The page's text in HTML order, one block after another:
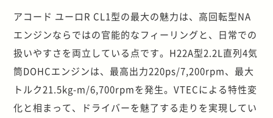
アコード ユーロR CL1型の最大の魅力は、高回転型NA
エンジンならではの官能的なフィーリングと、日常での
扱いやすさを両立している点です。H22A型2.2L直列4気
筒DOHCエンジンは、最高出力220ps/7,200rpm、最大
トルク21.5kg-m/6,700rpmを発生。VTECによる特性変
化と相まって、ドライバーを魅了する走りを実現してい